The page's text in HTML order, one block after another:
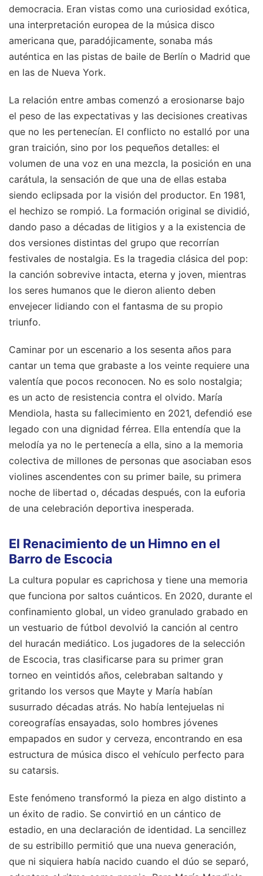
democracia. Eran vistas como una curiosidad exótica,
una interpretación europea de la música disco
americana que, paradójicamente, sonaba más
auténtica en las pistas de baile de Berlín o Madrid que
en las de Nueva York.
La relación entre ambas comenzó a erosionarse bajo
el peso de las expectativas y las decisiones creativas
que no les pertenecían. El conflicto no estalló por una
gran traición, sino por los pequeños detalles: el
volumen de una voz en una mezcla, la posición en una
carátula, la sensación de que una de ellas estaba
siendo eclipsada por la visión del productor. En 1981,
el hechizo se rompió. La formación original se dividió,
dando paso a décadas de litigios y a la existencia de
dos versiones distintas del grupo que recorrían
festivales de nostalgia. Es la tragedia clásica del pop:
la canción sobrevive intacta, eterna y joven, mientras
los seres humanos que le dieron aliento deben
envejecer lidiando con el fantasma de su propio
triunfo.
Caminar por un escenario a los sesenta años para
cantar un tema que grabaste a los veinte requiere una
valentía que pocos reconocen. No es solo nostalgia;
es un acto de resistencia contra el olvido. María
Mendiola, hasta su fallecimiento en 2021, defendió ese
legado con una dignidad férrea. Ella entendía que la
melodía ya no le pertenecía a ella, sino a la memoria
colectiva de millones de personas que asociaban esos
violines ascendentes con su primer baile, su primera
noche de libertad o, décadas después, con la euforia
de una celebración deportiva inesperada.
El Renacimiento de un Himno en el
Barro de Escocia
La cultura popular es caprichosa y tiene una memoria
que funciona por saltos cuánticos. En 2020, durante el
confinamiento global, un video granulado grabado en
un vestuario de fútbol devolvió la canción al centro
del huracán mediático. Los jugadores de la selección
de Escocia, tras clasificarse para su primer gran
torneo en veintidós años, celebraban saltando y
gritando los versos que Mayte y María habían
susurrado décadas atrás. No había lentejuelas ni
coreografías ensayadas, solo hombres jóvenes
empapados en sudor y cerveza, encontrando en esa
estructura de música disco el vehículo perfecto para
su catarsis.
Este fenómeno transformó la pieza en algo distinto a
un éxito de radio. Se convirtió en un cántico de
estadio, en una declaración de identidad. La sencillez
de su estribillo permitió que una nueva generación,
que ni siquiera había nacido cuando el dúo se separó,